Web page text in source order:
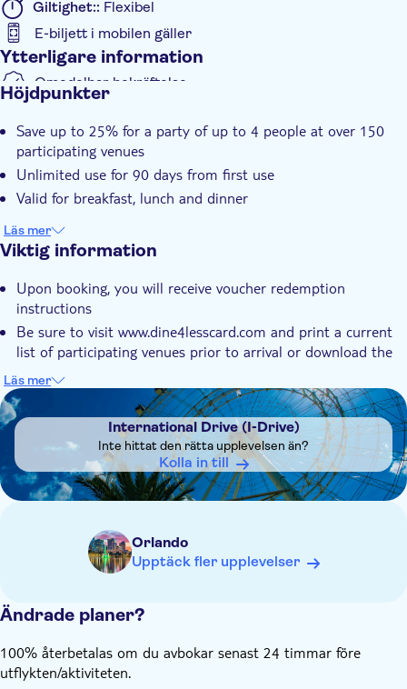
Giltighet:: Flexibel
E-biljett i mobilen gäller
Ytterligare information
Omedelbar bekräftelse
Höjdpunkter
Save up to 25% for a party of up to 4 people at over 150
participating venues
Unlimited use for 90 days from first use
Valid for breakfast, lunch and dinner
Läs mer
Viktig information
Upon booking, you will receive voucher redemption
instructions
Be sure to visit www.dine4lesscard.com and print a current
list of participating venues prior to arrival or download the
for an interactive mobile directory
Each card must be signed and dated prior to first use in
order to be activated and may be subject to identification
verification
Cards may not be transferred, used or reused for any other
purpose other than defined under this agreement or on the
Cards will have no residual value
Cards cannot be used in conjunction with any other
Cards are valid for 90 days from the first activation or use
Läs mer
DSA1International Drive (I-Drive)
International Drive (I-Drive)
Inte hittat den rätta upplevelsen än?
Kolla in till
Orlando
Upptäck fler upplevelser
Ändrade planer?
100% återbetalas om du avbokar senast 24 timmar före
utflykten/aktiviteten.